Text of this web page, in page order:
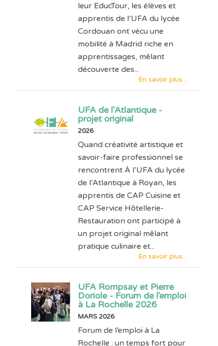
leur EducTour, les élèves et
apprentis de l’UFA du lycée
Cordouan ont vécu une
mobilité à Madrid riche en
apprentissages, mêlant
découverte des...
En savoir plus...
UFA de l’Atlantique -
projet original
2026
Quand créativité artistique et
savoir-faire professionnel se
rencontrent À l’UFA du lycée
de l’Atlantique à Royan, les
apprentis de CAP Cuisine et
CAP Service Hôtellerie-
Restauration ont participé à
un projet original mêlant
pratique culinaire et...
En savoir plus...
UFA Rompsay et Pierre
Doriole - Forum de l’emploi
à La Rochelle 2026
MARS 2026
Forum de l’emploi à La
Rochelle : un temps fort pour